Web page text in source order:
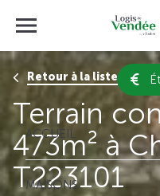
ACCUEIL
MAISONS
Retour à la liste des
Terrain
473m² à
T223101